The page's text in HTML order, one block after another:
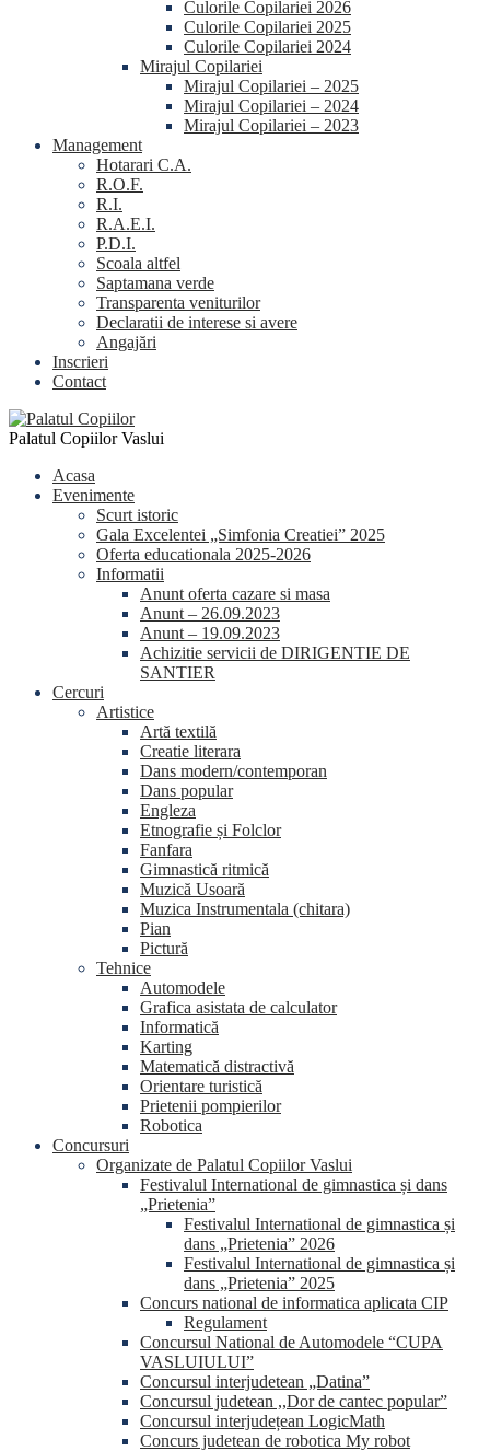
Culorile Copilariei 2026
Culorile Copilariei 2025
Culorile Copilariei 2024
Mirajul Copilariei
Mirajul Copilariei – 2025
Mirajul Copilariei – 2024
Mirajul Copilariei – 2023
Management
Hotarari C.A.
R.O.F.
R.I.
R.A.E.I.
P.D.I.
Scoala altfel
Saptamana verde
Transparenta veniturilor
Declaratii de interese si avere
Angajări
Inscrieri
Contact
Palatul Copiilor Vaslui
Acasa
Evenimente
Scurt istoric
Gala Excelentei „Simfonia Creatiei” 2025
Oferta educationala 2025-2026
Informatii
Anunt oferta cazare si masa
Anunt – 26.09.2023
Anunt – 19.09.2023
Achizitie servicii de DIRIGENTIE DE
SANTIER
Cercuri
Artistice
Artă textilă
Creatie literara
Dans modern/contemporan
Dans popular
Engleza
Etnografie și Folclor
Fanfara
Gimnastică ritmică
Muzică Usoară
Muzica Instrumentala (chitara)
Pian
Pictură
Tehnice
Automodele
Grafica asistata de calculator
Informatică
Karting
Matematică distractivă
Orientare turistică
Prietenii pompierilor
Robotica
Concursuri
Organizate de Palatul Copiilor Vaslui
Festivalul International de gimnastica și dans
„Prietenia”
Festivalul International de gimnastica și
dans „Prietenia” 2026
Festivalul International de gimnastica și
dans „Prietenia” 2025
Concurs national de informatica aplicata CIP
Regulament
Concursul National de Automodele “CUPA
VASLUIULUI”
Concursul interjudetean „Datina”
Concursul judetean ,,Dor de cantec popular”
Concursul interjudețean LogicMath
Concurs judetean de robotica My robot